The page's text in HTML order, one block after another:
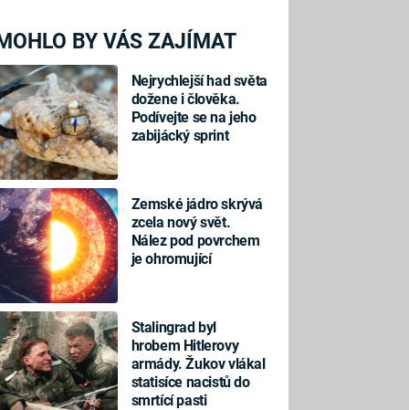
BY VÁS ZAJÍMAT
Nejrychlejší had světa
dožene i člověka.
Podívejte se na jeho
zabijácký sprint
Zemské jádro skrývá
zcela nový svět.
Nález pod povrchem
je ohromující
Stalingrad byl
hrobem Hitlerovy
armády. Žukov vlákal
statisíce nacistů do
smrtící pasti